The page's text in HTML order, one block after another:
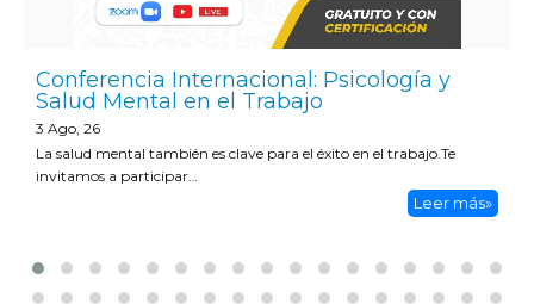
Conferencia Internacional: Psicología y
Salud Mental en el Trabajo
3 Ago, 26
La salud mental también es clave para el éxito en el trabajo.Te
invitamos a participar…
Leer más»